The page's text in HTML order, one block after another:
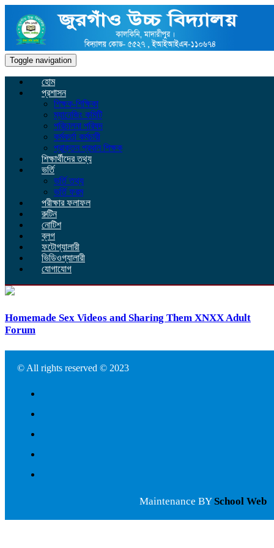
Toggle navigation
হোম
প্রশাসন
শিক্ষক-শিক্ষিকা
ম্যানেজিং কমিটি
পরিচালনা পরিষদ
কর্মকর্তা কর্মচারী
প্রাক্তন প্রধান শিক্ষক
শিক্ষার্থীদের তথ্য
ভর্তি
ভর্তি তথ্য
ভর্তি ফরম
পরীক্ষার ফলাফল
রুটিন
নোটিশ
ব্লগ
ফটোগ্যালারী
ভিডিওগ্যালারী
যোগাযোগ
Homemade Sex Videos and Sharing Them XNXX Adult
Forum
© All rights reserved © 2023
Maintenance BY School Web